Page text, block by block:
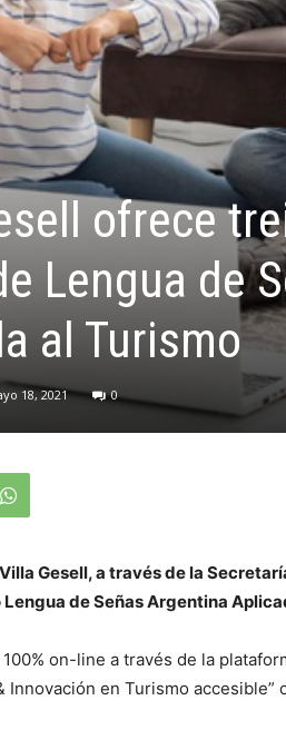
ofrece
Lengua de
al Turismo
18, 2021 0
Gesell, a través de la
de Señas Argentina
on-line a través de la
Innovación en Turismo accesible”